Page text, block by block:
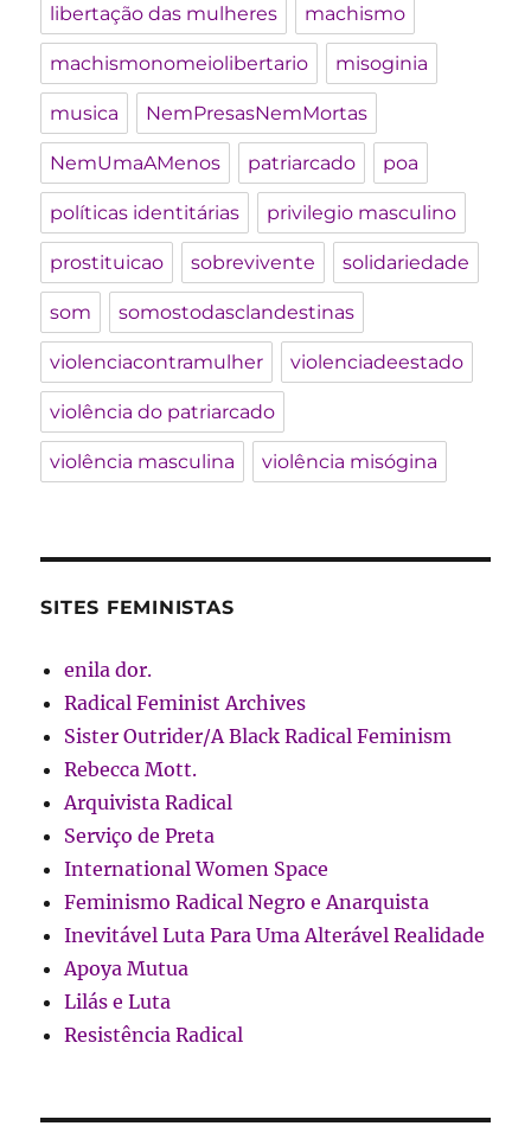
libertação das mulheres machismo
machismonomeiolibertario misoginia
musica NemPresasNemMortas
NemUmaAMenos patriarcado poa
políticas identitárias privilegio masculino
prostituicao sobrevivente solidariedade
som somostodasclandestinas
violenciacontramulher violenciadeestado
violência do patriarcado
violência masculina violência misógina
SITES FEMINISTAS
enila dor.
Radical Feminist Archives
Sister Outrider/A Black Radical Feminism
Rebecca Mott.
Arquivista Radical
Serviço de Preta
International Women Space
Feminismo Radical Negro e Anarquista
Inevitável Luta Para Uma Alterável Realidade
Apoya Mutua
Lilás e Luta
Resistência Radical